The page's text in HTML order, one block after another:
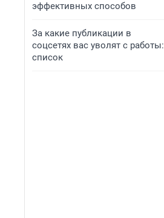
эффективных способов
За какие публикации в
соцсетях вас уволят с работы:
список